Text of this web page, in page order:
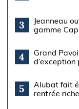
3
Jeanneau
gamme
4
Grand
d’exception
5
Alubat fait
rentrée